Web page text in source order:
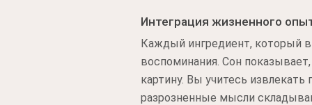
Интеграция жизненного
Каждый ингредиент, который
воспоминания. Сон
картину. Вы учитесь
разрозненные мысли